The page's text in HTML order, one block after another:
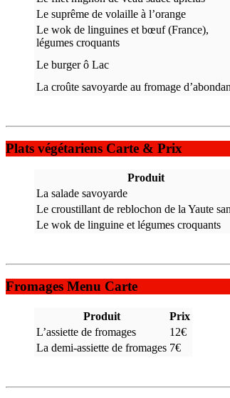
Le suprême de volaille à l’orange
Le wok de linguines et bœuf (France),
légumes croquants
Le burger ô Lac
La croûte savoyarde au fromage
Plats végétariens Carte & Prix
Produit
La salade savoyarde
Le croustillant de reblochon de la Yaute
Le wok de linguine et légumes croquants
Fromages Menu Carte
Produit
Prix
L’assiette de fromages
12€
La demi-assiette de fromages 7€